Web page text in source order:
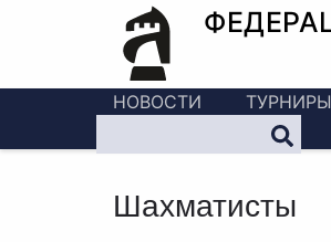
НОВОСТИ ТУРНИРЫ
Шахматисты